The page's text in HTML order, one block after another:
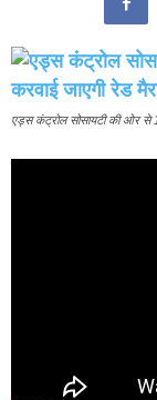
एड्स कंट्रोल सोसायटी की ओर से